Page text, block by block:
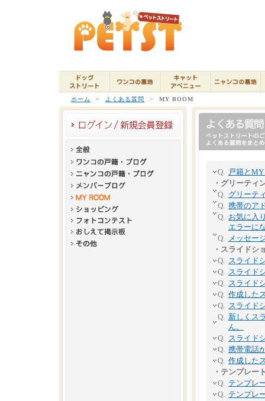
ホーム > よくある質問 > MY ROOM
Q. 戸籍と
・グリーティ
Q. グリーテ
Q. 携帯のア
Q. お気に入
エラーに
Q. メッセー
・スライドシ
Q. スライド
Q. スライド
Q. スライド
Q. 作成した
Q. スライド
Q. 新しくス
ん。
Q. スライド
Q. 携帯電話
Q. 作成した
・テンプレー
Q. テンプレ
Q. テンプレ